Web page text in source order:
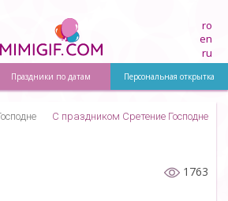
ru
ro
en
Праздники по датам Персональная открытка
С праздником Сретение Господне
1763